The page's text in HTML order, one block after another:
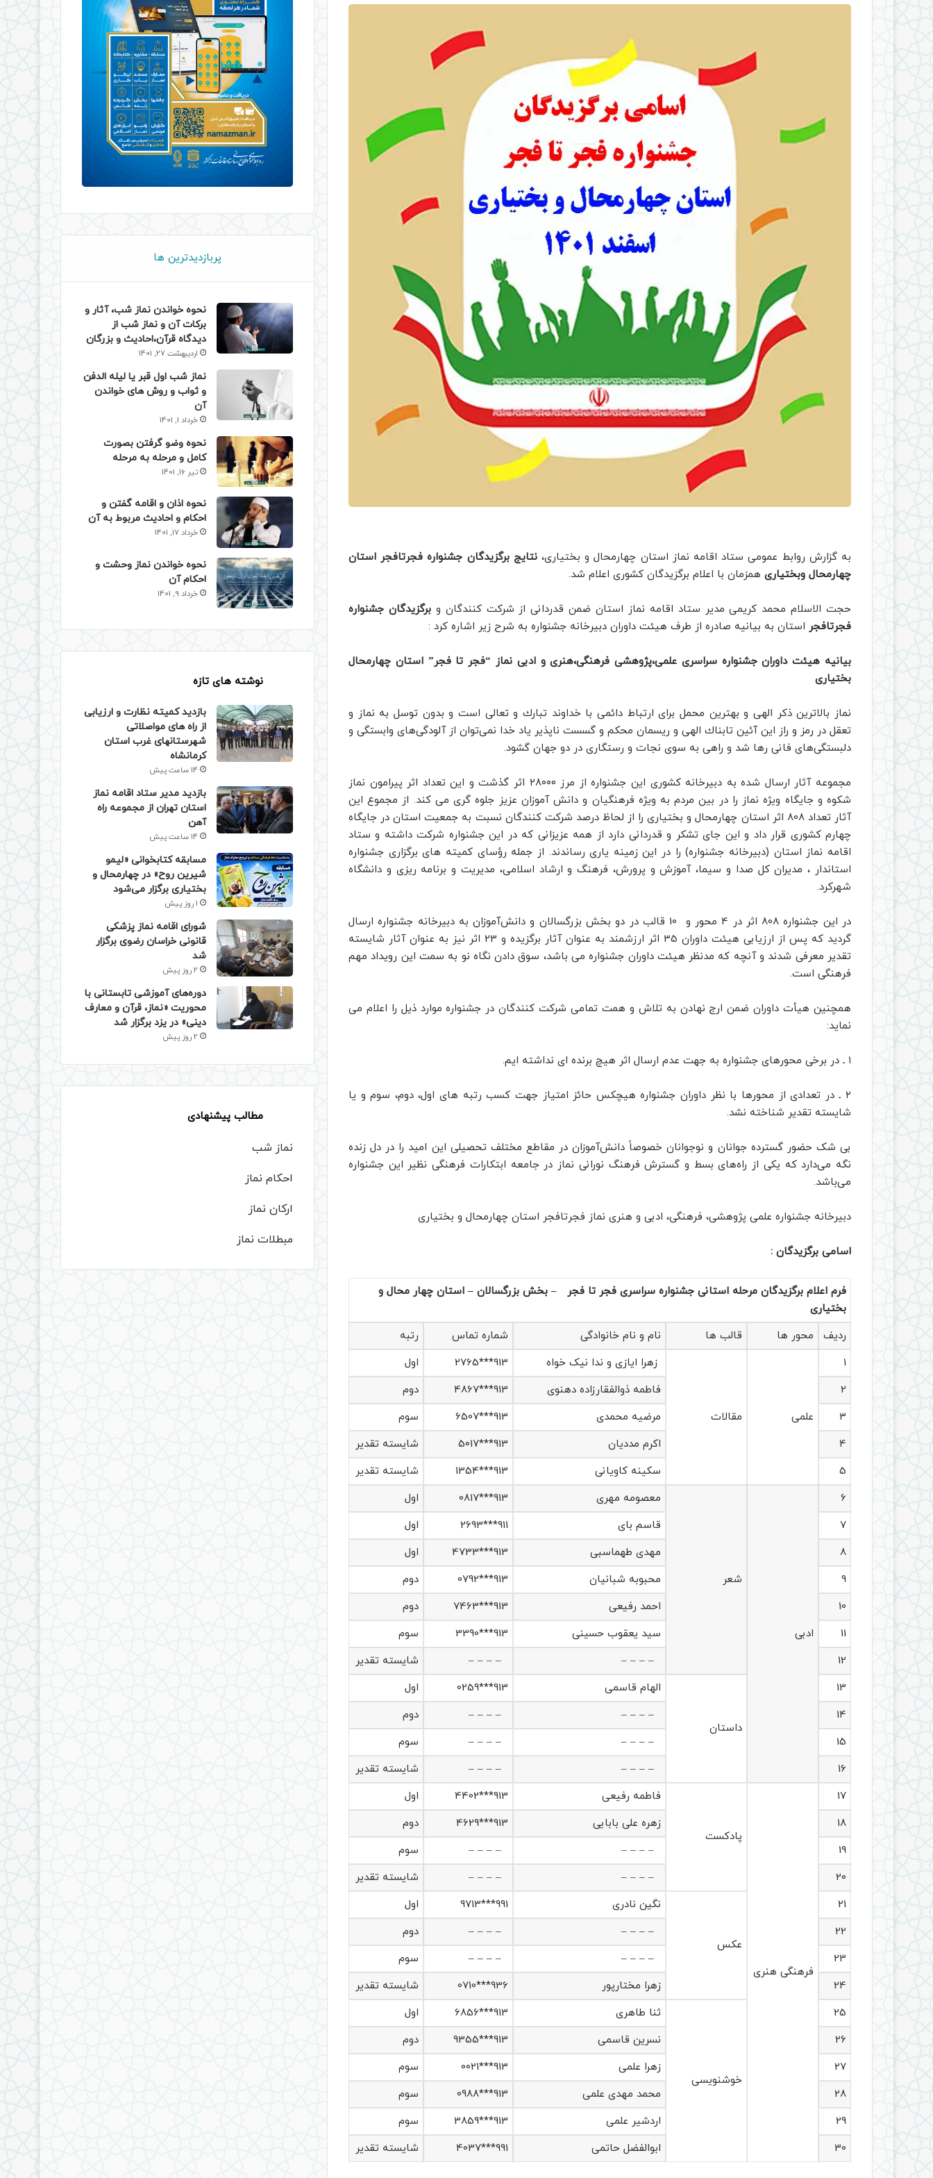
به گزارش روابط عمومی ستاد اقامه نماز استان چهارمحال و بختیاری،نتایج برگزیدگان جشنواره فجرتافجر استان
چهارمحال وبختیاری همزمان با اعلام برگزیدگان کشوری اعلام شد.
حجت الاسلام محمد کریمی مدیر ستاد اقامه نماز استان ضمن قدردانی از شرکت کنندگان وبرگزیدگان جشنواره
فجرتافجر استان به بیانیه صادره از طرف هیئت داوران دبیرخانه جشنواره به شرح زیر اشاره کرد :
بيانيه هیئت داورانجشنواره سراسری علمی،پژوهشی فرهنگی،هنری و ادبی نماز “فجر تا فجر”استان چهارمحال
بختیاری
نماز بالاترين ذكر الهی و بهترين محمل برای ارتباط دائمی با خداوند تبارك و تعالی است و بدون توسل به نماز و
تعقل در رمز و راز اين آئين ‌تابناك الهی و ريسمان محكم و گسست ناپذير ياد خدا نمی‌توان از آلودگی‌های وابستگی و
دلبستگی‌های فانی رها شد و راهی به سوی نجات و رستگاری در دو جهان گشود.
مجموعه آثار ارسال شده به دبیرخانه کشوری این جشنواره از مرز ۲۸۰۰۰ اثر گذشت و این تعداد اثر پیرامون نماز
شکوه و جایگاه ویژه نماز را در بین مردم به ویژه فرهنگیان و دانش آموزان عزیز جلوه گری می کند. از مجموع این
آثار تعداد 808 اثر استان چهارمحال و بختیاری را از لحاظ درصد شرکت کنندگان نسبت به جمعیت استان در جایگاه
چهارم کشوری قرار داد و این جای تشکر و قدردانی دارد از همه عزیزانی که در این جشنواره شرکت داشته و ستاد
اقامه نماز استان (دبیرخانه جشنواره) را در این زمینه یاری رساندند. از جمله رؤسای کمیته های برگزاری جشنواره
استاندار ، مدیران کل صدا و سیما، آموزش و پرورش، فرهنگ و ارشاد اسلامی، مدیریت و برنامه ریزی و دانشگاه
شهرکرد.
در این جشنواره 808 اثر در 4 محور و 10 قالب در دو بخش بزرگسالان و دانش‌آموزان به دبیرخانه جشنواره ارسال
گردید که پس از ارزیابی هیئت داوران 35 اثر ارزشمند به عنوان آثار برگزیده و 23 اثر نیز به عنوان آثار شایسته
تقدیر معرفی شدند و آنچه که مدنظر هیئت داوران جشنواره می باشد، سوق دادن نگاه نو به سمت این رویداد مهم
فرهنگی است.
همچنین هیأت داوران ضمن ارج نهادن به تلاش و همت تمامی شرکت کنندگان در جشنواره موارد ذیل را اعلام می
نماید:
۱ ـ در برخی محورهای جشنواره به جهت عدم ارسال اثر هیچ برنده ای نداشته ایم.
۲ ـ در تعدادی از محورها با نظر داوران جشنواره هیچکس حائز امتیاز جهت کسب رتبه های اول، دوم، سوم و یا
شایسته تقدیر شناخته نشد.
بی شک حضور گسترده جوانان و نوجوانان خصوصاً دانش‌آموزان در مقاطع مختلف تحصیلی این امید را در دل زنده
نگه می‌دارد که یکی از راه‌های بسط و گسترش فرهنگ نورانی نماز در جامعه ابتکارات فرهنگی نظیر این جشنواره
می‌باشد.
دبیرخانه جشنواره علمی پژوهشی، فرهنگی، ادبی و هنری نماز فجرتافجر استان چهارمحال و بختیاری
اسامی برگزیدگان :
فرم اعلام برگزیدگان مرحله استانی جشنواره سراسری فجر تا فجر – بخش بزرگسالان – استان چهار محال و
بختیاری
ردیف
محور ها قالب ها نام و نام خانوادگی شماره تماس
رتبه
1
علمی مقالات
زهرا ایازی و ندا نیک خواه 913***2765
اول
2
فاطمه ذوالفقارزاده دهنوی 913***4867
دوم
3
مرضیه محمدی 913***6507
سوم
4
اکرم مددیان 913***5017
شایسته تقدیر
5
سکینه کاویانی 913***1354
شایسته تقدیر
6
ادبی
شعر
معصومه مهری 913***0817
اول
7
قاسم بای 911***2693
اول
8
مهدی طهماسبی 913***4733
اول
9
محبوبه شبانیان 913***0792
دوم
10
احمد رفیعی 913***7463
دوم
11
سید یعقوب حسینی 913***3390
سوم
12
– – – –
– – – –
شایسته تقدیر
13
داستان
الهام قاسمی 913***0259
اول
14
– – – –
– – – –
دوم
15
– – – –
– – – –
سوم
16
– – – –
– – – –
شایسته تقدیر
17
فرهنگی هنری
پادکست
فاطمه رفیعی 913***4402
اول
18
زهره علی بابایی 913***4629
دوم
19
– – – –
– – – –
سوم
20
– – – –
– – – –
شایسته تقدیر
21
عکس
نگین نادری 991***9713
اول
22
– – – –
– – – –
دوم
23
– – – –
– – – –
سوم
24
زهرا مختارپور 936***0710
شایسته تقدیر
25
خوشنویسی
ثنا طاهری 913***6856
اول
26
نسرین قاسمی 913***9355
دوم
27
زهرا علمی 913***0021
سوم
28
محمد مهدی علمی 913***0988
سوم
29
اردشیر علمی 913***3859
سوم
30
ابوالفضل حاتمی 991***4037 شایسته تقدیر
پربازدیدترین ها
نحوه خواندن نماز شب، آثار و
برکات آن و نماز شب از
دیدگاه قرآن،احادیث و بزرگان
اردیبهشت 27, 1401
نماز شب اول قبر یا لیله الدفن
و ثواب و روش های خواندن
آن
خرداد 1, 1401
نحوه وضو گرفتن بصورت
کامل و مرحله به مرحله
تیر 16, 1401
نحوه اذان و اقامه گفتن و
احکام و احادیث مربوط به آن
خرداد 17, 1401
نحوه خواندن نماز وحشت و
احکام آن
خرداد 9, 1401
نوشته های تازه
بازدید کمیته نظارت و ارزیابی
از راه های مواصلاتی
شهرستانهای غرب استان
کرمانشاه
14 ساعت پیش
بازدید مدیر ستاد اقامه نماز
استان تهران از مجموعه راه
آهن
14 ساعت پیش
مسابقه کتابخوانی «لیمو
شیرین روح» در چهارمحال و
بختیاری برگزار می‌شود
1 روز پیش
شورای اقامه نماز پزشکی
قانونی خراسان رضوی برگزار
شد
2 روز پیش
دوره‌های آموزشی تابستانی با
محوریت «نماز، قرآن و معارف
دینی» در یزد برگزار شد
2 روز پیش
مطالب پیشنهادی
نماز شب
احکام نماز
ارکان نماز
مبطلات نماز